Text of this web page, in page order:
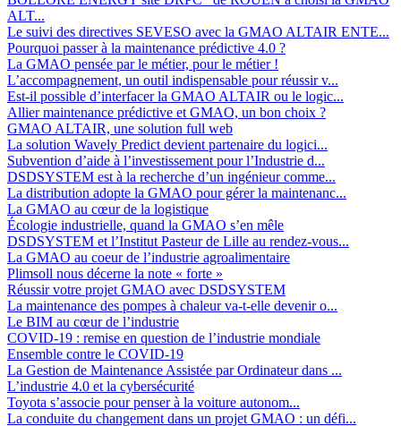
ALT...
Le suivi des directives SEVESO avec la GMAO ALTAIR ENTE...
Pourquoi passer à la maintenance prédictive 4.0 ?
La GMAO pensée par le métier, pour le métier !
L’accompagnement, un outil indispensable pour réussir v...
Est-il possible d’interfacer la GMAO ALTAIR ou le logic...
Allier maintenance prédictive et GMAO, un bon choix ?
GMAO ALTAIR, une solution full web
La solution Wavely Predict devient partenaire du logici...
Subvention d’aide à l’investissement pour l’Industrie d...
DSDSYSTEM est à la recherche d’un ingénieur comme...
La distribution adopte la GMAO pour gérer la maintenanc...
La GMAO au cœur de la logistique
Écologie industrielle, quand la GMAO s’en mêle
DSDSYSTEM et l’Institut Pasteur de Lille au rendez-vous...
La GMAO au coeur de l’industrie agroalimentaire
Plimsoll nous décerne la note « forte »
Réussir votre projet GMAO avec DSDSYSTEM
La maintenance des pompes à chaleur va-t-elle devenir o...
Le BIM au cœur de l’industrie
COVID-19 : remise en question de l’industrie mondiale
Ensemble contre le COVID-19
La Gestion de Maintenance Assistée par Ordinateur dans ...
L’industrie 4.0 et la cybersécurité
Toyota s’associe pour penser à la voiture autonom...
La conduite du changement dans un projet GMAO : un défi...